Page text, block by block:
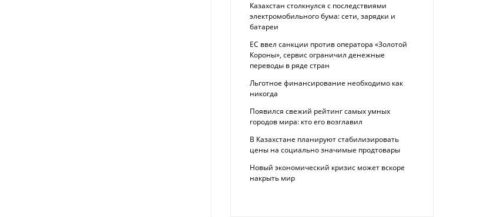
Казахстан столкнулся с последствиями
электромобильного бума: сети, зарядки и
батареи
ЕС ввел санкции против оператора «Золотой
Короны», сервис ограничил денежные
переводы в ряде стран
Льготное финансирование необходимо как
никогда
Появился свежий рейтинг самых умных
городов мира: кто его возглавил
В Казахстане планируют стабилизировать
цены на социально значимые продтовары
Новый экономический кризис может вскоре
накрыть мир